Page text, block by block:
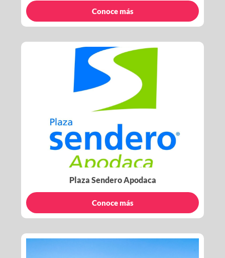
Conoce más
Plaza Sendero Apodaca
Conoce más